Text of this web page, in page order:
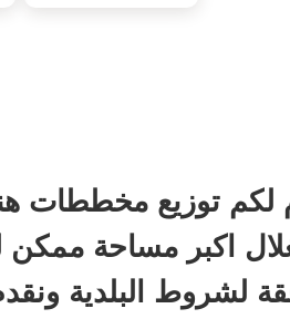
لكم توزيع مخططات
اكبر مساحة ممكن
لشروط البلدية